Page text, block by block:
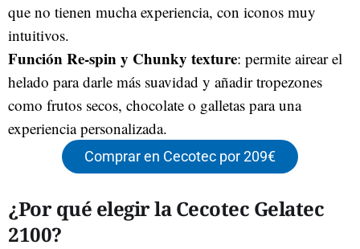
que no tienen mucha experiencia, con iconos muy
intuitivos.
Función Re-spin y Chunky texture: permite airear el
helado para darle más suavidad y añadir tropezones
como frutos secos, chocolate o galletas para una
experiencia personalizada.
Comprar en Cecotec por 209€
¿Por qué elegir la Cecotec Gelatec
2100?